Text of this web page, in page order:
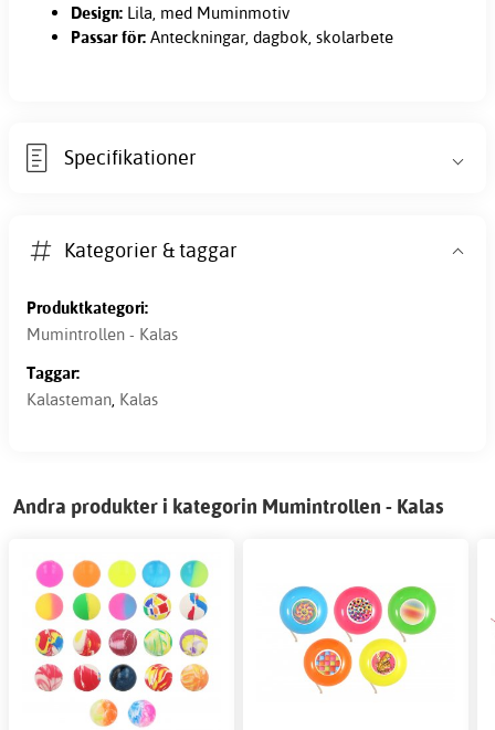
Design: Lila, med Muminmotiv
Passar för: Anteckningar, dagbok, skolarbete
Specifikationer
Kategorier & taggar
Produktkategori:
Mumintrollen - Kalas
Taggar:
Kalasteman, Kalas
Andra produkter i kategorin Mumintrollen - Kalas